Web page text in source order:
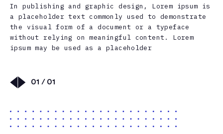
In publishing and graphic design, Lorem ipsum is
a placeholder text commonly used to demonstrate
the visual form of a document or a typeface
without relying on meaningful content. Lorem
ipsum may be used as a placeholder
01 / 01